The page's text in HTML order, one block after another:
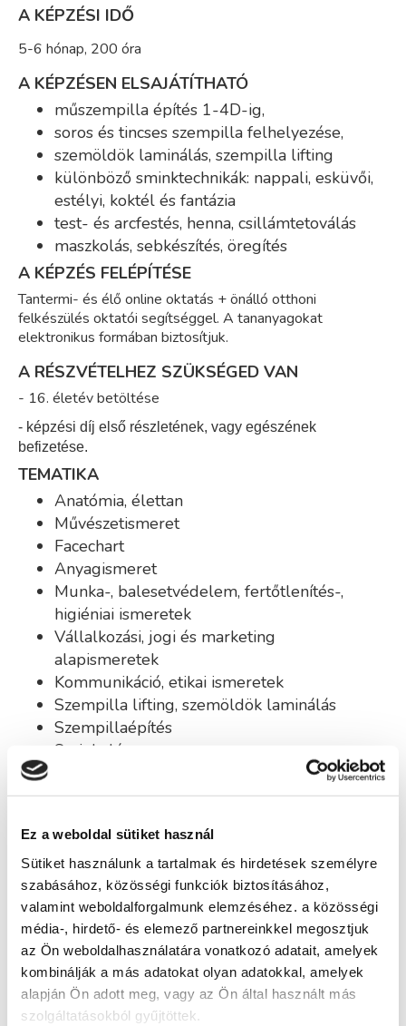
Ez a weboldal sütiket használ
Sütiket használunk a tartalmak és hirdetések személyre
szabásához, közösségi funkciók biztosításához,
valamint weboldalforgalmunk elemzéséhez. a közösségi
média-, hirdető- és elemező partnereinkkel megosztjuk
az Ön weboldalhasználatára vonatkozó adatait, amelyek
kombinálják a más adatokat olyan adatokkal, amelyek
alapján Ön adott meg, vagy az Ön által használt más
szolgáltatásokból gyűjtöttek.
A KÉPZÉSI IDŐ
5-6 hónap, 200 óra
A KÉPZÉSEN ELSAJÁTÍTHATÓ
műszempilla építés 1-4D-ig,
soros és tincses szempilla felhelyezése,
szemöldök laminálás, szempilla lifting
különböző sminktechnikák: nappali, esküvői,
estélyi, koktél és fantázia
test- és arcfestés, henna, csillámtetoválás
maszkolás, sebkészítés, öregítés
A KÉPZÉS FELÉPÍTÉSE
Tantermi- és élő online oktatás + önálló otthoni
felkészülés oktatói segítséggel. A tananyagokat
elektronikus formában biztosítjuk.
A RÉSZVÉTELHEZ SZÜKSÉGED VAN
- 16. életév betöltése
- képzési díj első részletének, vagy egészének
befizetése.
TEMATIKA
Anatómia, élettan
Művészetismeret
Facechart
Anyagismeret
Munka-, balesetvédelem, fertőtlenítés-,
higiéniai ismeretek
Vállalkozási, jogi és marketing
alapismeretek
Kommunikáció, etikai ismeretek
Szempilla lifting, szemöldök laminálás
Szempillaépítés
Sminkelés
MEGSZEREZHETŐ DOKUMENTUM
GYAKRAN ISMÉTELT KÉRDÉSEK
Képzésszervező
Szikra Borbála
szikra.borbala@tanfolyam.hu
+36307145576